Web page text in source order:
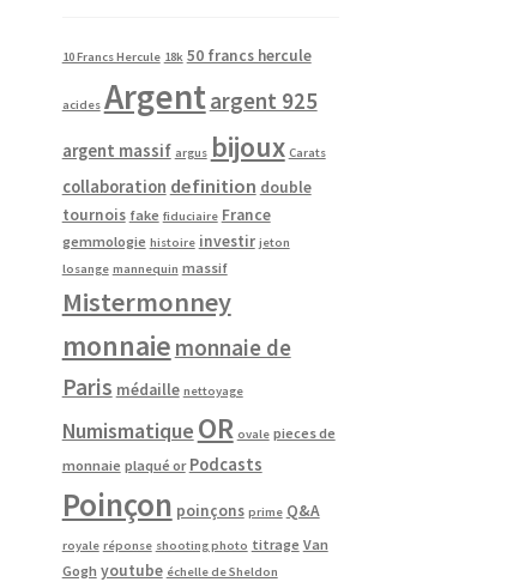
10 Francs Hercule 18k 50 francs hercule
acides Argentargent 925
argent massif argus bijoux Carats
collaboration definition double
tournois fake fiduciaire France
gemmologie histoire investir jeton
losange mannequin massif
Mistermonney
monnaie monnaie de
Paris médaille nettoyage
Numismatique OR ovale pieces de
monnaie plaqué or Podcasts
Poinçon poinçons prime Q&A
royale réponse shooting photo titrage Van
Gogh youtube échelle de Sheldon